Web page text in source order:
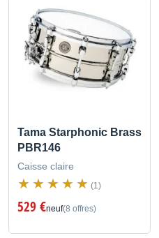
Tama Starphonic Brass
PBR146
Caisse claire
(1)
529 €neuf(8 offres)